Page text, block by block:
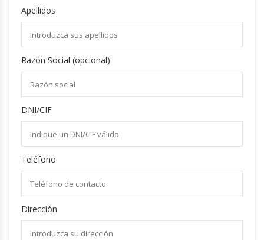
Apellidos
Razón Social (opcional)
DNI/CIF
Teléfono
Dirección